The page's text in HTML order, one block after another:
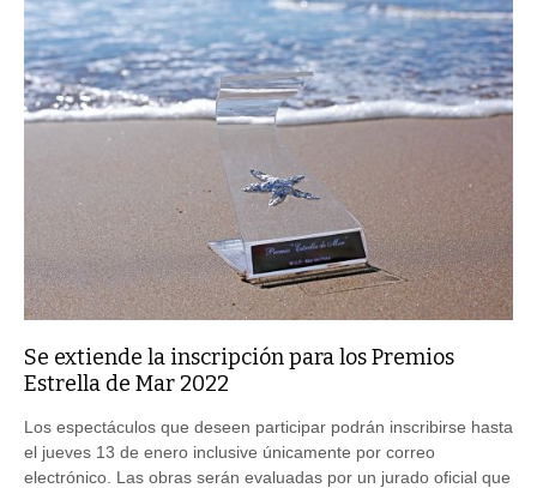
Estrella de Mar 2022
el jueves 13 de enero inclusive únicamente por correo
electrónico. Las obras serán evaluadas por un jurado oficial que
se compone de profesionales vinculados al espectáculo.